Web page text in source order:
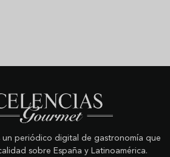
un periódico digital de gastronomía que
sobre España y Latinoamérica.